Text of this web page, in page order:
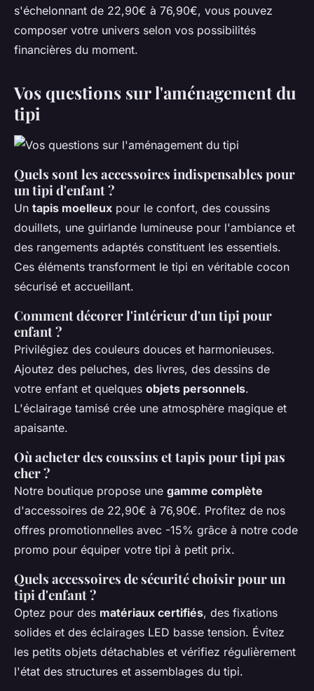
s'échelonnant de 22,90€ à 76,90€, vous pouvez
composer votre univers selon vos possibilités
financières du moment.
Vos questions sur l'aménagement du
tipi
Quels sont les accessoires indispensables pour
un tipi d'enfant ?
Un tapis moelleux pour le confort, des coussins
douillets, une guirlande lumineuse pour l'ambiance et
des rangements adaptés constituent les essentiels.
Ces éléments transforment le tipi en véritable cocon
sécurisé et accueillant.
Comment décorer l'intérieur d'un tipi pour
enfant ?
Privilégiez des couleurs douces et harmonieuses.
Ajoutez des peluches, des livres, des dessins de
votre enfant et quelques objets personnels.
L'éclairage tamisé crée une atmosphère magique et
apaisante.
Où acheter des coussins et tapis pour tipi pas
cher ?
Notre boutique propose une gamme complète
d'accessoires de 22,90€ à 76,90€. Profitez de nos
offres promotionnelles avec -15% grâce à notre code
promo pour équiper votre tipi à petit prix.
Quels accessoires de sécurité choisir pour un
tipi d'enfant ?
Optez pour des matériaux certifiés, des fixations
solides et des éclairages LED basse tension. Évitez
les petits objets détachables et vérifiez régulièrement
l'état des structures et assemblages du tipi.